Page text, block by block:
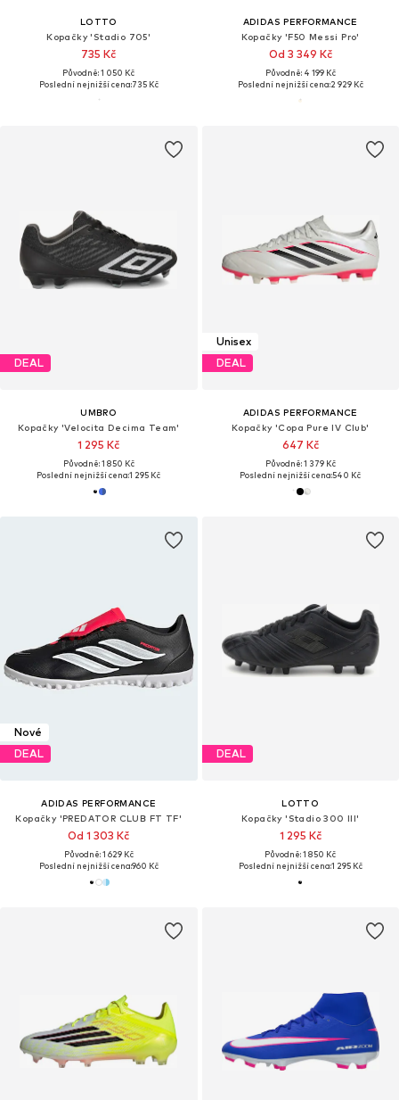
LOTTO
Kopačky 'Stadio 705'
735 Kč
Původně: 1 050 Kč
Poslední nejnižší cena:735 Kč
ADIDAS PERFORMANCE
Kopačky 'F50 Messi Pro'
Od 3 349 Kč
Původně: 4 199 Kč
Poslední nejnižší cena:2 929 Kč
DEAL
UMBRO
Kopačky 'Velocita Decima Team'
1 295 Kč
Původně: 1 850 Kč
Poslední nejnižší cena:1 295 Kč
Unisex
DEAL
ADIDAS PERFORMANCE
Kopačky 'Copa Pure IV Club'
647 Kč
Původně: 1 379 Kč
Poslední nejnižší cena:540 Kč
Nové
DEAL
ADIDAS PERFORMANCE
Kopačky 'PREDATOR CLUB FT TF'
Od 1 303 Kč
Původně: 1 629 Kč
Poslední nejnižší cena:960 Kč
DEAL
LOTTO
Kopačky 'Stadio 300 III'
1 295 Kč
Původně: 1 850 Kč
Poslední nejnižší cena:1 295 Kč